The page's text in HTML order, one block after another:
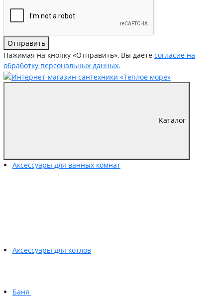
Отправить
Нажимая на кнопку «Отправить», Вы даете согласие на
обработку персональных данных.
Каталог
Аксессуары для ванных комнат
Аксессуары для котлов
Баня